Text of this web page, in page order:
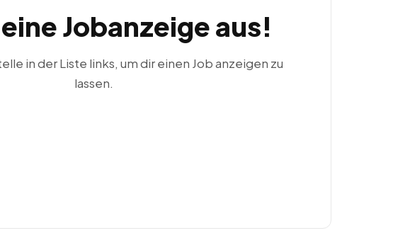
Jobanzeige aus!
in der Liste links, um dir einen Job anzeigen zu
lassen.